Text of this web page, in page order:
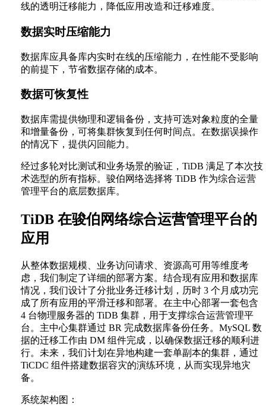
线的透明迁移能力，降低应用改造和迁移难度。
数据实时压缩能力
数据库应具备库内实时在线的压缩能力，在性能不受影响
的前提下，节省数据存储的成本。
数据可恢复性
数据库需提供物理和逻辑备份，支持可选对象粒度的全量
和增量备份，可将集群恢复到任何时间点。在数据误操作
的情况下，提供闪回能力。
经过多轮对比测试和业务场景的验证，TiDB 满足了本次技
术选型的所有指标。骏伯网络选择将 TiDB 作为综合运营
管理平台的底层数据库。
TiDB 在骏伯网络综合运营管理平台的
应用
从整体数据规模、业务访问请求、资源高可用等维度考
虑，我们制定了详细的部署方案。结合现有应用和数据库
情况，我们设计了分批业务迁移计划，历时 3 个月成功完
成了所有应用的平滑迁移和部署。在主中心部署一套包含
4 台物理服务器的 TiDB 集群，用于支撑综合运营管理平
台。主中心集群通过 BR 完成数据库备份任务。MySQL 数
据的迁移工作由 DM 组件完成，以确保数据迁移的顺利进
行。未来，我们计划在异地构建一套单副本的集群，通过
TiCDC 组件搭建数据容灾的演练环境，从而实现异地灾
备。
系统架构图：